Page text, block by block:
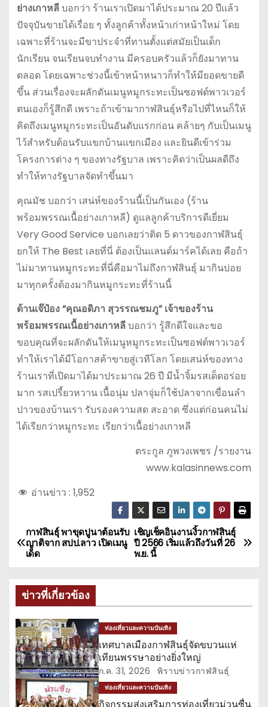
ย่างเกาหลีบอกว่า ร้านเราเปิดมาได้ประมาณ 20 ปีแล้ว
ปัจจุบันขายได้เรื่อย ๆ ทั้งลูกค้าทั้งหน้าเก่าหน้าใหม่ โดย
เฉพาะที่ร้านจะมีขาประจำที่ทานตั้งแต่สมัยเป็นเด็ก
นักเรียน จนเรียนจบทำงาน มีครอบครัวแล้วก็ยังมาทาน
ตลอด โดยเฉพาะช่วงนี้เข้าหน้าหนาวก็ทำให้มียอดขายดี
ขึ้น ส่วนเรื่องจะผลักดันเมนูหมูกระทะเป็นซอฟต์พาวเวอร์
ตนเองก็รู้สึกดี เพราะถ้าเข้ามากาฬสินธุ์หรือไปที่ไหนก็ให้
คิดถึงเมนูหมูกระทะเป็นอันดับแรกก่อน คล้ายๆ กับเป็นเมนู
ไว้สำหรับต้อนรับแขกบ้านแขกเมือง และยินดีเข้าร่วม
โครงการต่าง ๆ ของทางรัฐบาล เพราะคิดว่าเป็นผลดีถึง
ทำให้ทางรัฐบาลจัดทำขึ้นมา
คุณมัช บอกว่า เสน่ห์ของร้านนี้เป็นกันเอง (ร้าน
พร้อมพรรณเนื้อย่างเกาหลี) ดูแลลูกค้าบริการดีเยี่ยม
Very Good Service บอกเลยว่าติด 5 ดาวของกาฬสินธุ์
ยกให้ The Best เลยที่นี่ ต้องเป็นแลนด์มาร์คได้เลย คือถ้า
ไม่มาทานหมูกระทะที่นี่คือมาไม่ถึงกาฬสินธุ์ มากินบ่อย
มาทุกครั้งต้องมากินหมูกระทะที่ร้านนี้
ด้านเจ๊ป๋อง “คุณอดิภา สุวรรณชมภู” เจ้าของร้าน
พร้อมพรรณเนื้อย่างเกาหลีบอกว่า รู้สึกดีใจและขอ
ขอบคุณที่จะผลักดันให้เมนูหมูกระทะเป็นซอฟต์พาวเวอร์
ทำให้เราได้มีโอกาสค้าขายสู่เวทีโลก โดยเสน่ห์ของทาง
ร้านเราที่เปิดมาได้มาประมาณ 26 ปี มีน้ำจิ้มรสเด็ดอร่อย
มาก รสเปรี้ยวหวาน เนื้อนุ่ม ปลาจุ่มก็ใช้ปลาจากเขื่อนลำ
ปาวของบ้านเรา รับรองความสด สะอาด ซึ่งแต่ก่อนคนไม่
ได้เรียกว่าหมูกระทะ เรียกว่าเนื้อย่างเกาหลี
ตระกูล ภูพวงเพชร /รายงาน
www.kalasinnews.com
อ่านข่าว : 1,952
แ
น
ะ
แ
น
ว
เ
เชิญเช็คอินงานงิ้วกาฬสินธุ์
ปี 2566 เริ่มแล้วถึงวันที่ 26
พ.ย. นี้
กาฬสินธุ์ พาขุดปูนาต้อนรับ
ญาติจาก สปป.ลาว เปิดเมนู
เด็ด
ข่าวที่เกี่ยวข้อง
ท่องเที่ยวและความบันเทิง
เทศบาลเมืองกาฬสินธุ์จัดขบวนแห่
เทียนพรรษาอย่างยิ่งใหญ่
ก.ค. 31, 2026 พิราบข่าวกาฬสินธุ์
ท่องเที่ยวและความบันเทิง
กิจกรรมส่งเสริมการท่องเที่ยวม่วนซื่น